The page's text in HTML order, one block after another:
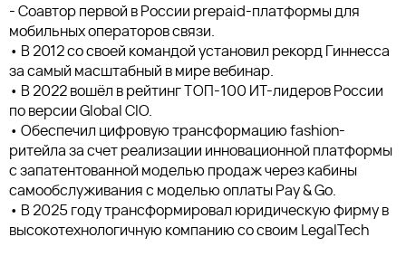
- Соавтор первой в России prepaid-платформы для
мобильных операторов связи.
• В 2012 со своей командой установил рекорд Гиннесса
за самый масштабный в мире вебинар.
• В 2022 вошёл в рейтинг ТОП-100 ИТ-лидеров России
по версии Global CIO.
• Обеспечил цифровую трансформацию fashion-
ритейла за счет реализации инновационной платформы
с запатентованной моделью продаж через кабины
самообслуживания с моделью оплаты Pay & Go.
• В 2025 году трансформировал юридическую фирму в
высокотехнологичную компанию со своим LegalTech